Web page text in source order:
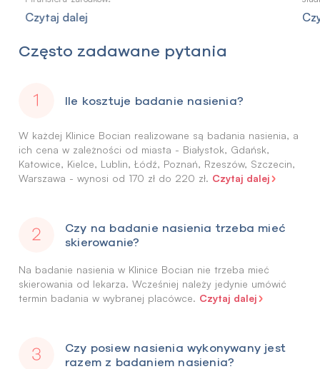
Czytaj dalej
Często zadawane pytania
Ile kosztuje badanie nasienia?
W każdej Klinice Bocian realizowane są badania nasienia, a
ich cena w zależności od miasta - Białystok, Gdańsk,
Katowice, Kielce, Lublin, Łódź, Poznań, Rzeszów, Szczecin,
Warszawa - wynosi od 170 zł do 220 zł. Czytaj dalej
Czy na badanie nasienia trzeba mieć
skierowanie?
Na badanie nasienia w Klinice Bocian nie trzeba mieć
skierowania od lekarza. Wcześniej należy jedynie umówić
termin badania w wybranej placówce. Czytaj dalej
Czy posiew nasienia wykonywany jest
razem z badaniem nasienia?